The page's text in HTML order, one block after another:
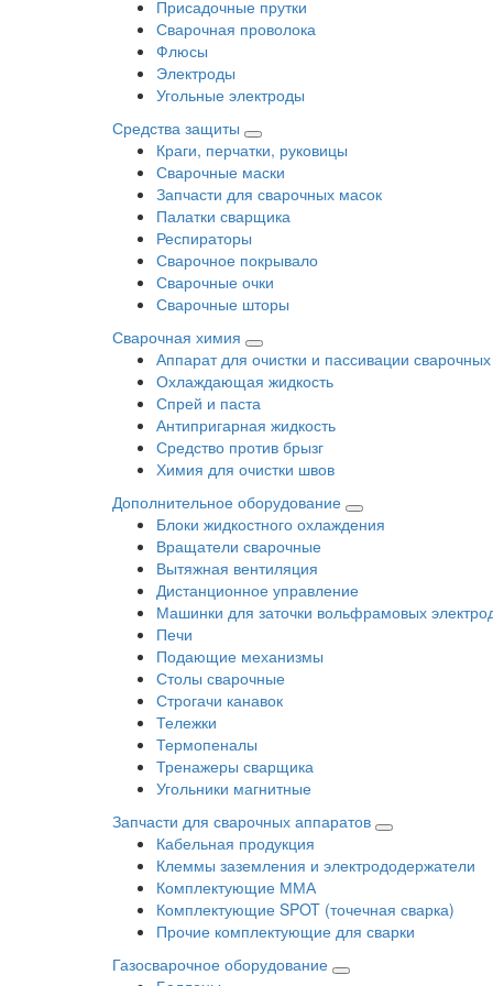
Присадочные прутки
Сварочная проволока
Флюсы
Электроды
Угольные электроды
Средства защиты
Краги, перчатки, руковицы
Сварочные маски
Запчасти для сварочных масок
Палатки сварщика
Респираторы
Сварочное покрывало
Сварочные очки
Сварочные шторы
Сварочная химия
Аппарат для очистки и пассивации
Охлаждающая жидкость
Спрей и паста
Антипригарная жидкость
Средство против брызг
Химия для очистки швов
Дополнительное оборудование
Блоки жидкостного охлаждения
Вращатели сварочные
Вытяжная вентиляция
Дистанционное управление
Машинки для заточки вольфрамовых
Печи
Подающие механизмы
Столы сварочные
Строгачи канавок
Тележки
Термопеналы
Тренажеры сварщика
Угольники магнитные
Запчасти для сварочных аппаратов
Кабельная продукция
Клеммы заземления и электрододержатели
Комплектующие ММА
Комплектующие SPOT (точечная сварка)
Прочие комплектующие для сварки
Газосварочное оборудование